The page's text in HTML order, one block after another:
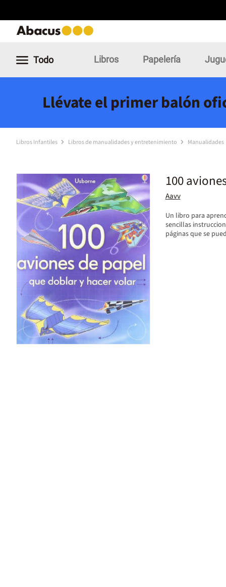
Todo Libros Papelería
Llévate el primer balón
Libros Infantiles Libros de manualidades y entretenimiento Manualidades
100
Aavv
Un libro para
sencillas
páginas que se